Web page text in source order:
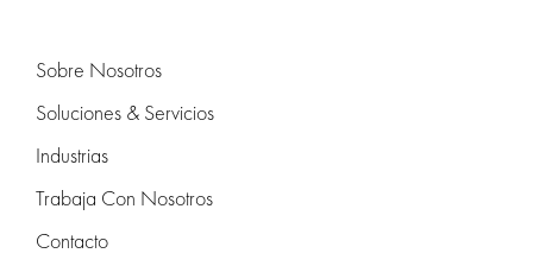
Sobre Nosotros
Soluciones & Servicios
Industrias
Trabaja Con Nosotros
Contacto